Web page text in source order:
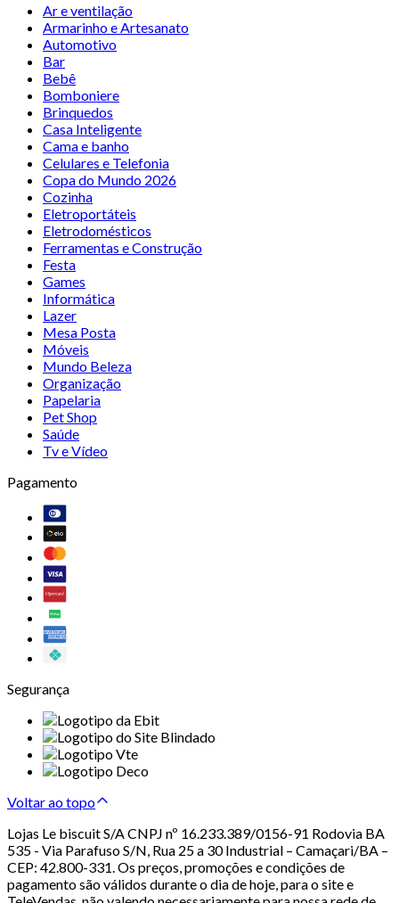
Ar e ventilação
Armarinho e Artesanato
Automotivo
Bar
Bebê
Bomboniere
Brinquedos
Casa Inteligente
Cama e banho
Celulares e Telefonia
Copa do Mundo 2026
Cozinha
Eletroportáteis
Eletrodomésticos
Ferramentas e Construção
Festa
Games
Informática
Lazer
Mesa Posta
Móveis
Mundo Beleza
Organização
Papelaria
Pet Shop
Saúde
Tv e Vídeo
Pagamento
Segurança
Voltar ao topo
Lojas Le biscuit S/A CNPJ nº 16.233.389/0156-91 Rodovia BA
535 - Via Parafuso S/N, Rua 25 a 30 Industrial – Camaçari/BA –
CEP: 42.800-331. Os preços, promoções e condições de
pagamento são válidos durante o dia de hoje, para o site e